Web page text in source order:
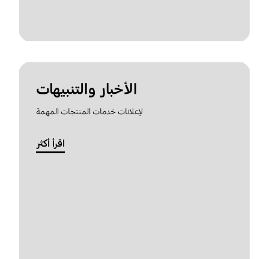
الأخبار والتنبيهات
لإعلانات خدمات المنتجات المهمة
اقرأ أكثر